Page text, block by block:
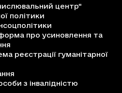
центр"
політики
про усиновлення та
реєстрації гуманітарної
з інвалідністю